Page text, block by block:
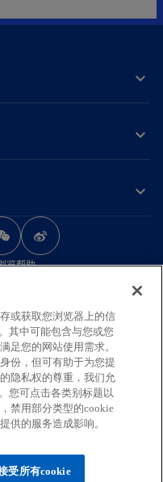
o
e
s
i
n
a
n
e
w
t
览帮助
伙） — 中国合伙制会计师事务
有限责任公司，毕马威会计师事
威会计师事务所 — 香港特别行
司（英国私营担保有限公司）相
有，不得转载。
独立成员所经许可后使用的商
详细信息，请访问
或获取您浏览器上的信
其中可能包含与您或您
足您的网站使用需求。
份，但可有助于为您提
隐私权的尊重，我们允
您可点击各类别标题以
禁用部分类型的cookie
供的服务造成影响。
受所有cookie